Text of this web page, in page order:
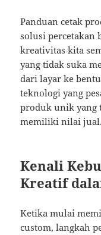
Panduan cetak
solusi percetakan
kreativitas kita
yang tidak suka
dari layar ke
teknologi yang
produk unik yang
memiliki nilai jual.
Kenali
Kreatif
Ketika mulai
custom, langkah